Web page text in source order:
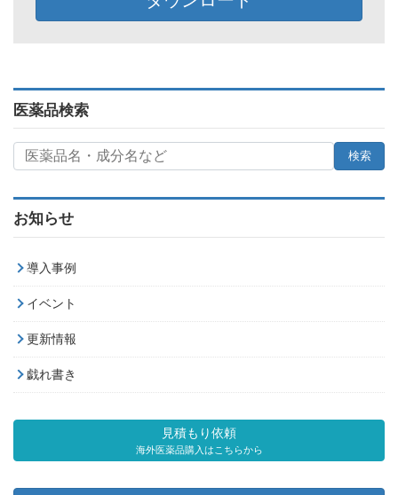
医薬品検索
お知らせ
導入事例
イベント
更新情報
戯れ書き
見積もり依頼
海外医薬品購入はこちらから